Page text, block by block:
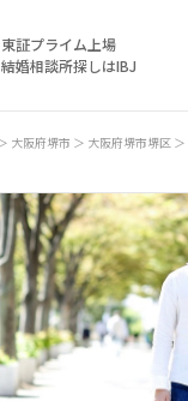
東証プライム上場
結婚相談所探しはIBJ
大阪府堺市 大阪府堺市堺区